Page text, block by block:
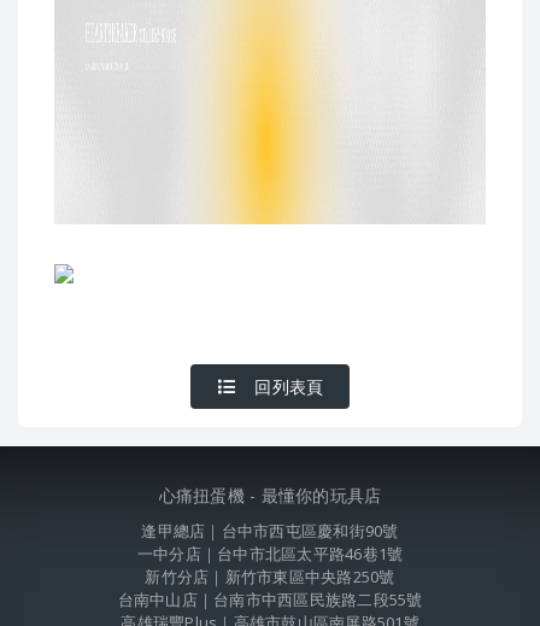
回列表頁
心痛扭蛋機 - 最懂你的玩具店
逢甲總店｜台中市西屯區慶和街90號
一中分店｜台中市北區太平路46巷1號
新竹分店｜新竹市東區中央路250號
台南中山店｜台南市中西區民族路二段55號